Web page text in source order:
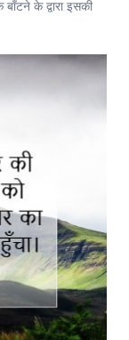
के द्वारा इसकी